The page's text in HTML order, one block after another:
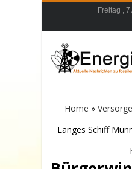
Freitag ,
Home »
Langes Schiff